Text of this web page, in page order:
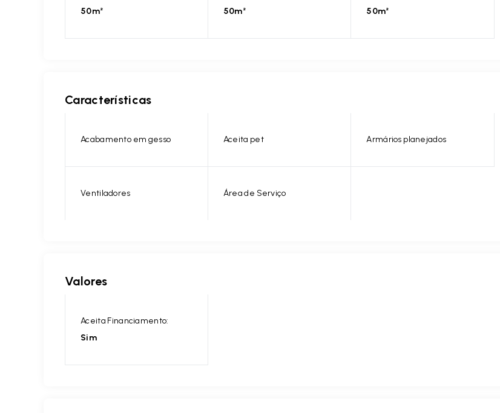
50m²
50m²
50m²
Características
Acabamento em gesso Aceita pet Armários planejados
Ventiladores Área de Serviço
Valores
Aceita Financiamento:
Sim